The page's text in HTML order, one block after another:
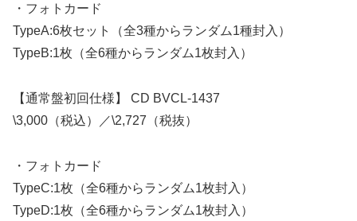
・フォトカード
TypeA:6枚セット（全3種からランダム1種封入）
TypeB:1枚（全6種からランダム1枚封入）
【通常盤初回仕様】 CD BVCL-1437
\3,000（税込）／\2,727（税抜）
・フォトカード
TypeC:1枚（全6種からランダム1枚封入）
TypeD:1枚（全6種からランダム1枚封入）